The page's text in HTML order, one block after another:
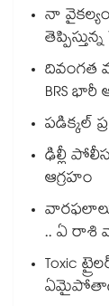
నా వైకల్యం
దివంగత
BRS
పడిక్కల్‌‌
ఢిల్లీ
ఆగ్రహం
.. ఏ రాశి
Toxic